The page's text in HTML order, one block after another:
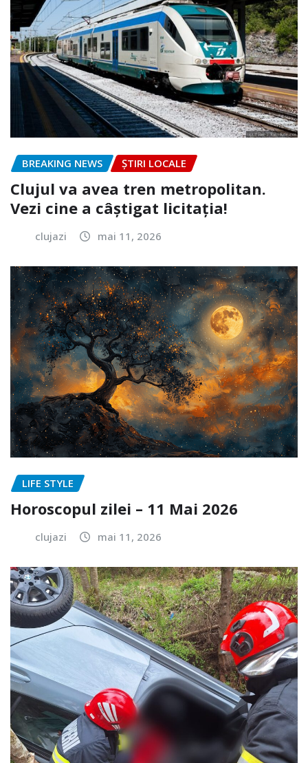
BREAKING NEWS ȘTIRI LOCALE
Clujul va avea tren metropolitan.
Vezi cine a câștigat licitația!
clujazi mai 11, 2026
LIFE STYLE
Horoscopul zilei – 11 Mai 2026
clujazi mai 11, 2026